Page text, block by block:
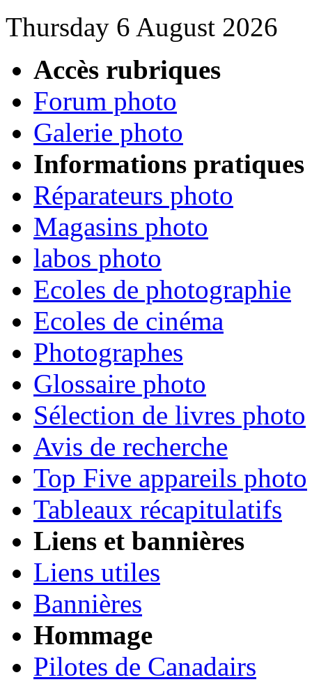
Thursday 6 August 2026
Accès rubriques
Forum photo
Galerie photo
Informations pratiques
Réparateurs photo
Magasins photo
labos photo
Ecoles de photographie
Ecoles de cinéma
Photographes
Glossaire photo
Sélection de livres photo
Avis de recherche
Top Five appareils photo
Tableaux récapitulatifs
Liens et bannières
Liens utiles
Bannières
Hommage
Pilotes de Canadairs